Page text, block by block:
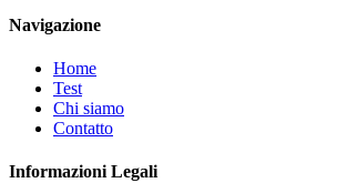
Navigazione
Home
Test
Chi siamo
Contatto
Informazioni Legali